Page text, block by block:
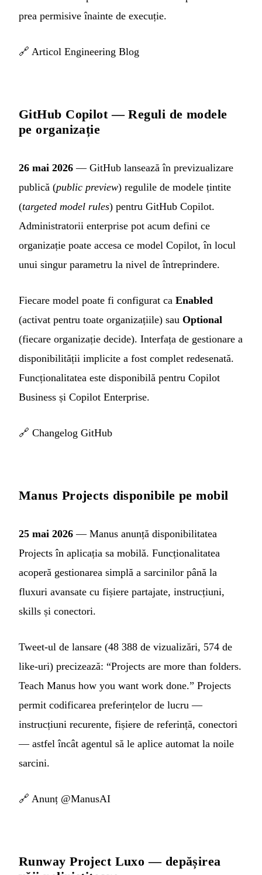
prea permisive înainte de execuție.
🔗 Articol Engineering Blog
GitHub Copilot — Reguli de modele
pe organizație
26 mai 2026 — GitHub lansează în previzualizare
publică (public preview) regulile de modele țintite
(targeted model rules) pentru GitHub Copilot.
Administratorii enterprise pot acum defini ce
organizație poate accesa ce model Copilot, în locul
unui singur parametru la nivel de întreprindere.
Fiecare model poate fi configurat ca Enabled
(activat pentru toate organizațiile) sau Optional
(fiecare organizație decide). Interfața de gestionare a
disponibilității implicite a fost complet redesenată.
Funcționalitatea este disponibilă pentru Copilot
Business și Copilot Enterprise.
🔗 Changelog GitHub
Manus Projects disponibile pe mobil
25 mai 2026 — Manus anunță disponibilitatea
Projects în aplicația sa mobilă. Funcționalitatea
acoperă gestionarea simplă a sarcinilor până la
fluxuri avansate cu fișiere partajate, instrucțiuni,
skills și conectori.
Tweet-ul de lansare (48 388 de vizualizări, 574 de
like-uri) precizează: “Projects are more than folders.
Teach Manus how you want work done.” Projects
permit codificarea preferințelor de lucru —
instrucțiuni recurente, fișiere de referință, conectori
— astfel încât agentul să le aplice automat la noile
sarcini.
🔗 Anunț @ManusAI
Runway Project Luxo — depășirea